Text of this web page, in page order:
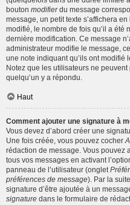
bouton modifierdu message
message, un petit texte s’affichera
modifié, le nombre de fois qu’il a été
dernière modification. Ce message
administrateur modifie le message,
une note indiquant qu’ils ont modifié
Notez que les utilisateurs ne
quelqu’un y a répondu.
Haut
Comment ajouter une signature à
Vous devez d’abord créer une
Une fois créée, vous pouvez cocher
rédaction de message. Vous pouvez
tous vos messages en activant
panneau de l’utilisateur (onglet
préférences de message). Par la
signature d’être ajoutée à un
signature dans le formulaire de